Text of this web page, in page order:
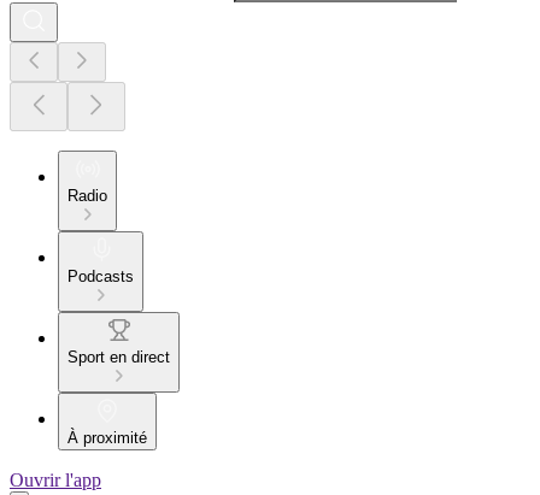
Radio
Podcasts
Sport en direct
À proximité
Ouvrir l'app